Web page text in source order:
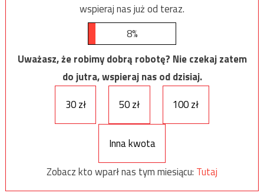
wspieraj nas już od teraz.
8%
Uważasz, że robimy dobrą robotę? Nie czekaj zatem
do jutra, wspieraj nas od dzisiaj.
30 zł
50 zł 100 zł
Inna kwota
Zobacz kto wparł nas tym miesiącu: Tutaj